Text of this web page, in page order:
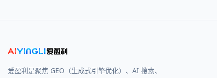
爱盈利是聚焦 GEO（生成式引擎优化）、AI 搜索、